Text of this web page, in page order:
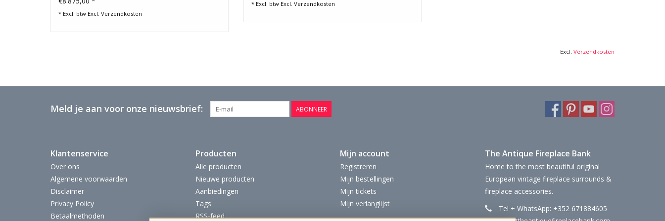
Bekijk Hier De Volledige Foto Galerij In Hoge Kwaliteit →
* Excl. btw Excl. Verzendkosten
* Excl. btw Excl. Verzendkosten
Excl. Verzendkosten
Meld je aan voor onze nieuwsbrief: ABONNEER
Klantenservice
Over ons
Algemene voorwaarden
Disclaimer
Privacy Policy
Betaalmethoden
Producten
Alle producten
Nieuwe producten
Aanbiedingen
Tags
RSS-feed
Mijn account
Registreren
Mijn bestellingen
Mijn tickets
Mijn verlanglijst
The Antique Fireplace Bank
Home to the most beautiful original
European vintage fireplace surrounds &
fireplace accessories.
Tel + WhatsApp: +352 671884605